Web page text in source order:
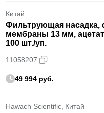
Китай
Фильтрующая насадка,
мембраны 13 мм,
100 шт./уп.
11058207
49 994 руб.
Hawach Scientific, Китай